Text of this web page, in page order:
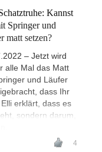
Kannst
Springer und
matt setzen?
– Jetzt wird
alle Mal das Matt
und Läufer
dass Ihr
erklärt, dass es
sondern darum,
4